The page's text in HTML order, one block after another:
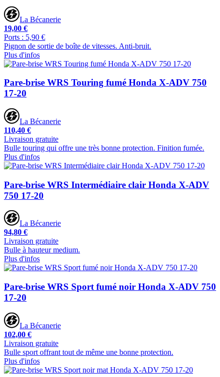
La Bécanerie
19,00 €
Ports : 5,90 €
Pignon de sortie de boîte de vitesses. Anti-bruit.
Plus d'infos
Pare-brise WRS Touring fumé Honda X-ADV 750
17-20
La Bécanerie
110,40 €
Livraison gratuite
Bulle touring qui offre une très bonne protection. Finition fumée.
Plus d'infos
Pare-brise WRS Intermédiaire clair Honda X-ADV
750 17-20
La Bécanerie
94,80 €
Livraison gratuite
Bulle à hauteur medium.
Plus d'infos
Pare-brise WRS Sport fumé noir Honda X-ADV 750
17-20
La Bécanerie
102,00 €
Livraison gratuite
Bulle sport offrant tout de même une bonne protection.
Plus d'infos